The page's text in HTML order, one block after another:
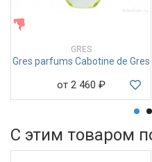
GRES
Gres parfums Cabotine de Gres
от 2 460 ₽
С этим товаром